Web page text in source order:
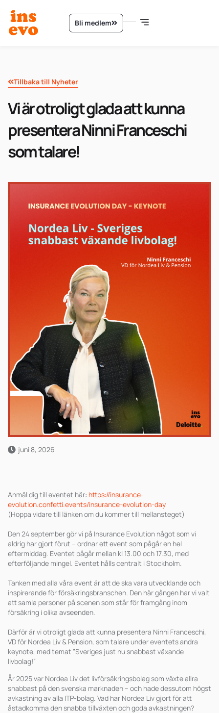
Bli medlem
Tillbaka till Nyheter
Vi är otroligt glada att kunna
presentera Ninni Franceschi
som talare!
juni 8, 2026
Anmäl dig till eventet här: https://insurance-
evolution.confetti.events/insurance-evolution-day
(Hoppa vidare till länken om du kommer till mellansteget)
Den 24 september gör vi på Insurance Evolution något som vi
aldrig har gjort förut – ordnar ett event som pågår en hel
eftermiddag. Eventet pågår mellan kl 13.00 och 17.30, med
efterföljande mingel. Eventet hålls centralt i Stockholm.
Tanken med alla våra event är att de ska vara utvecklande och
inspirerande för försäkringsbranschen. Den här gången har vi valt
att samla personer på scenen som står för framgång inom
försäkring i olika avseenden.
Därför är vi otroligt glada att kunna presentera Ninni Franceschi,
VD för Nordea Liv & Pension, som talare under eventets andra
keynote, med temat ”Sveriges just nu snabbast växande
livbolag!”
År 2025 var Nordea Liv det livförsäkringsbolag som växte allra
snabbast på den svenska marknaden – och hade dessutom högst
avkastning av alla ITP-bolag. Vad har Nordea Liv gjort för att
åstadkomma den snabba tillväxten och goda avkastningen?